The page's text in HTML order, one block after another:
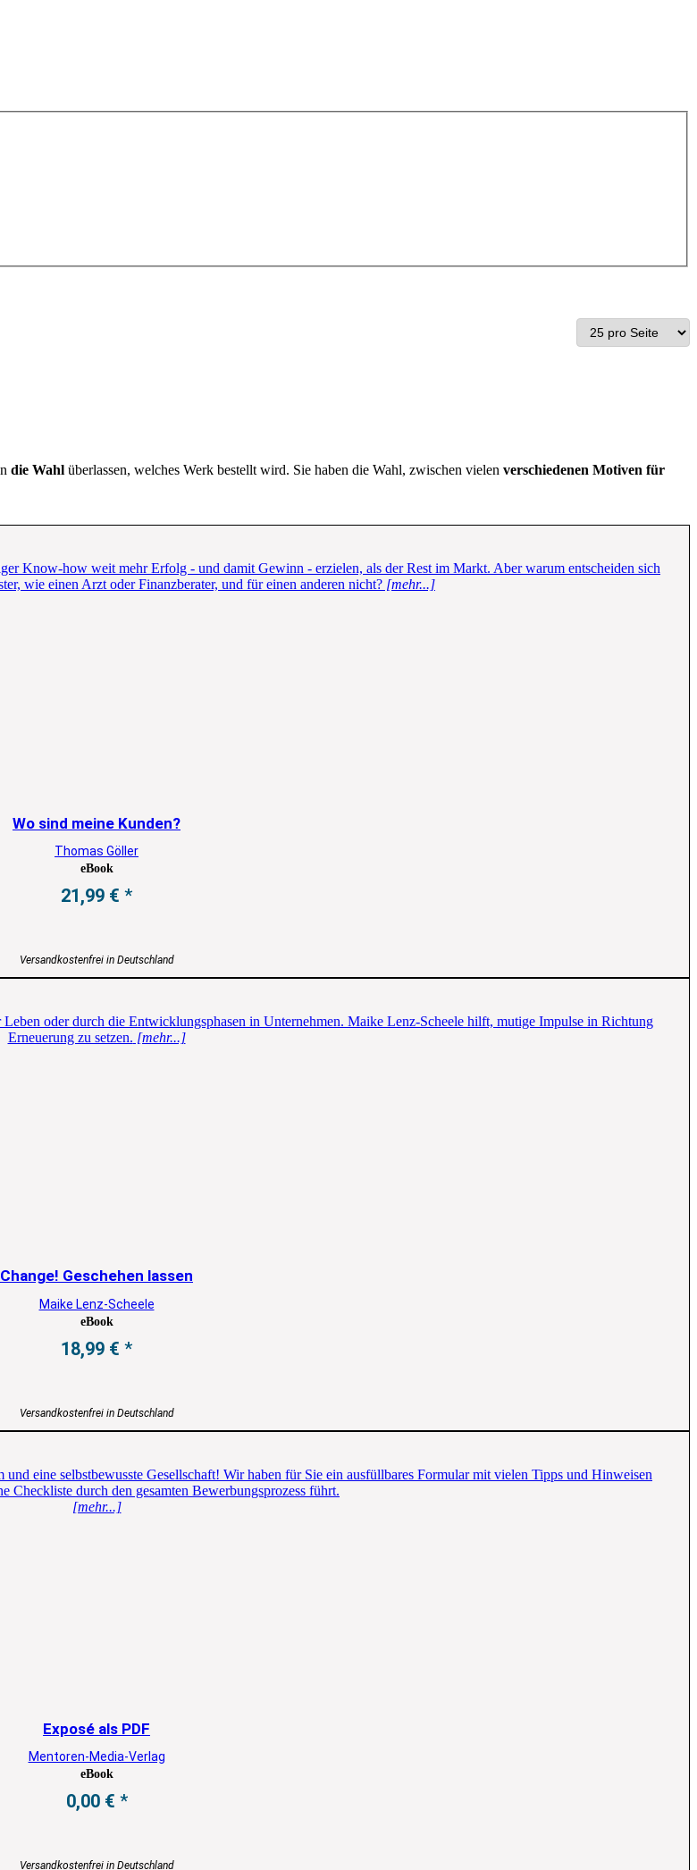
die Wahl überlassen, welches Werk bestellt wird. Sie haben die Wahl, zwischen vielen verschiedenen Motiven für
Know-how weit mehr Erfolg - und damit Gewinn - erzielen, als der Rest im Markt. Aber warum entscheiden sich
wie einen Arzt oder Finanzberater, und für einen anderen nicht? [mehr...]
Wo sind meine Kunden?
Thomas Göller
eBook
21,99 €
Versandkostenfrei in Deutschland
oder durch die Entwicklungsphasen in Unternehmen. Maike Lenz-Scheele hilft, mutige Impulse in Richtung
Erneuerung zu setzen. [mehr...]
Change! Geschehen lassen
Maike Lenz-Scheele
eBook
18,99 €
Versandkostenfrei in Deutschland
eine selbstbewusste Gesellschaft! Wir haben für Sie ein ausfüllbares Formular mit vielen Tipps und Hinweisen
Checkliste durch den gesamten Bewerbungsprozess führt.
[mehr...]
Exposé als PDF
Mentoren-Media-Verlag
eBook
0,00 €
Versandkostenfrei in Deutschland